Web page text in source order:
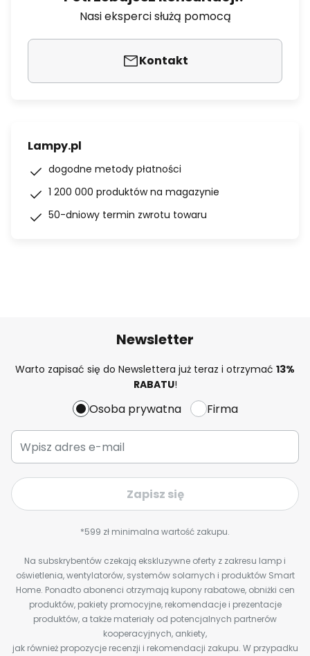
Nasi eksperci służą pomocą
Kontakt
Lampy.pl
dogodne metody płatności
1 200 000 produktów na magazynie
50-dniowy termin zwrotu towaru
Newsletter
Warto zapisać się do Newslettera już teraz i otrzymać 13%
RABATU!
Osoba prywatna Firma
Zapisz się
*599 zł minimalna wartość zakupu.
Na subskrybentów czekają ekskluzywne oferty z zakresu lamp i
oświetlenia, wentylatorów, systemów solarnych i produktów Smart
Home. Ponadto abonenci otrzymają kupony rabatowe, obniżki cen
produktów, pakiety promocyjne, rekomendacje i prezentacje
produktów, a także materiały od potencjalnych partnerów
kooperacyjnych, ankiety,
jak również propozycje recenzji i rekomendacji zakupu. W przypadku